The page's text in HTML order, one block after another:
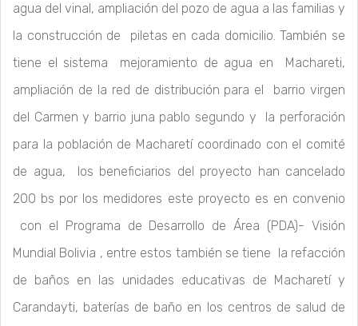
agua del vinal, ampliación del pozo de agua a las familias y
la construcción de piletas en cada domicilio. También se
tiene el sistema mejoramiento de agua en Machareti,
ampliación de la red de distribución para el barrio virgen
del Carmen y barrio juna pablo segundo y la perforación
para la población de Macharetí coordinado con el comité
de agua, los beneficiarios del proyecto han cancelado
200 bs por los medidores este proyecto es en convenio
con el Programa de Desarrollo de Área (PDA)- Visión
Mundial Bolivia , entre estos también se tiene la refacción
de baños en las unidades educativas de Macharetí y
Carandayti, baterías de baño en los centros de salud de